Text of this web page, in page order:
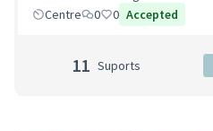
Centre
0 0 Accepted
11 Suports